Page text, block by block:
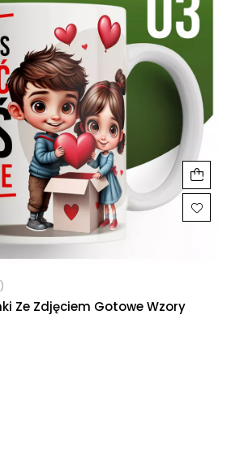
Ze Zdjęciem Gotowe Wzory